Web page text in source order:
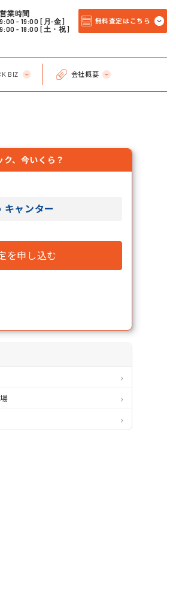
営業時間
9:00 - 19:00 [月-金]
9:00 - 18:00 [土・祝]
無料査定はこちら
BIZ 会社概要
、今いくら？
キャンター
を申し込む